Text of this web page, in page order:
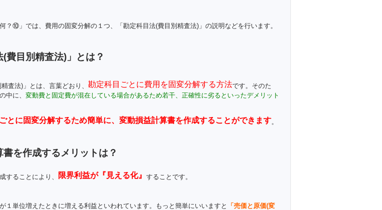
？⑩」では、費用の固変分解の１つ、「勘定科目法(費目別精査法)」の説明などを行います。
費目別精査法)」とは？
査法)」とは、言葉どおり、 勘定科目ごとに費用を固変分解する方法です。そのた
中に、 変動費と固定費が混在している場合があるため若干、正確性に劣るといったデメリット
とに固変分解するため簡単に、変動損益計算書を作成することができます。
を作成するメリットは？
することにより、 限界利益が『見える化』 することです。
１単位増えたときに増える利益といわれています。もっと簡単にいいますと
「売価と原価(変